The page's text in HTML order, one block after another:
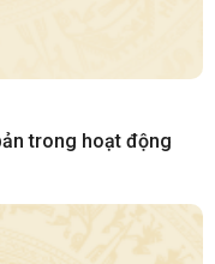
trong hoạt động